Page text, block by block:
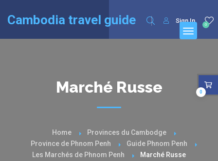
Cambodia travel guide 0
Sign In
Marché Russe
Home
Provinces du Cambodge
Province de Phnom Penh
Guide Phnom Penh
Les Marchés de Phnom Penh
Marché Russe
0